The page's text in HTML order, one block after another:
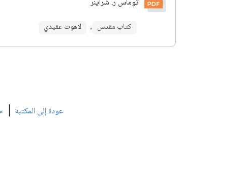
توماس ر. شراينر
كتاب مقدس , لاهوت عقيدي
عودة إلى المكتبة |